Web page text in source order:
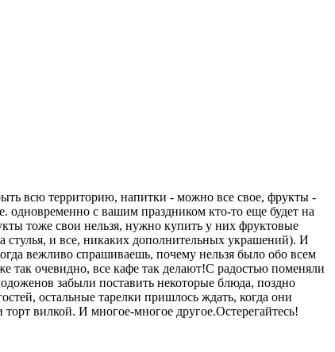
всю территорию, напитки - можно все свое, фрукты -
одновременно с вашим праздником кто-то еще будет на
тоже свои нельзя, нужно купить у них фруктовые
стулья, и все, никаких дополнительных украшений). И
вежливо спрашиваешь, почему нельзя было обо всем
так очевидно, все кафе так делают!С радостью поменяли
забыли поставить некоторые блюда, поздно
остальные тарелки пришлось ждать, когда они
вилкой. И многое-многое другое.Остерегайтесь!